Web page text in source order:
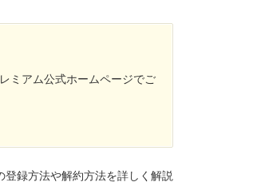
ミアム公式ホームページでご
録方法や解約方法を詳しく解説